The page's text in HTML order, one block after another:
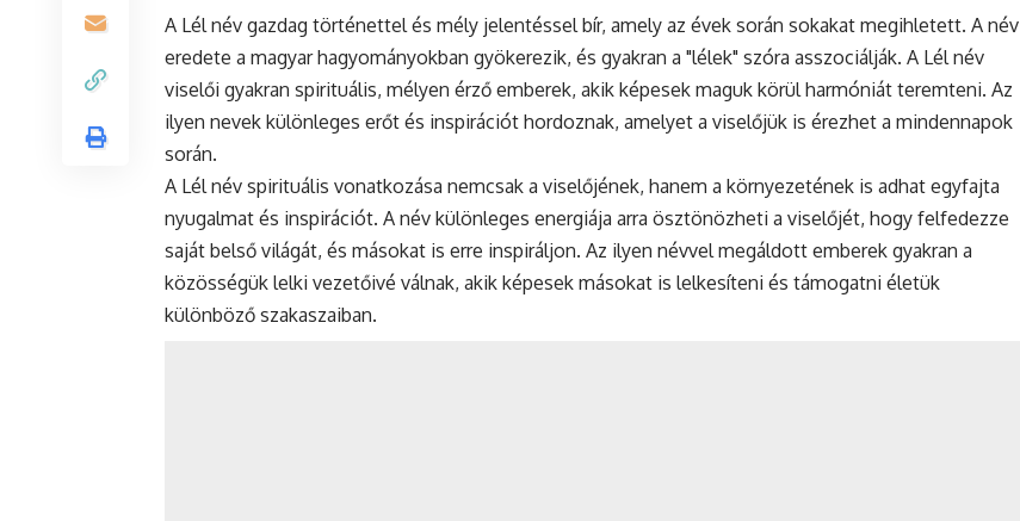
A Lél név gazdag történettel és mély jelentéssel bír, amely az évek során sokakat megihletett. A név
eredete a magyar hagyományokban gyökerezik, és gyakran a "lélek" szóra asszociálják. A Lél név
viselői gyakran spirituális, mélyen érző emberek, akik képesek maguk körül harmóniát teremteni. Az
ilyen nevek különleges erőt és inspirációt hordoznak, amelyet a viselőjük is érezhet a mindennapok
során.
A Lél név spirituális vonatkozása nemcsak a viselőjének, hanem a környezetének is adhat egyfajta
nyugalmat és inspirációt. A név különleges energiája arra ösztönözheti a viselőjét, hogy felfedezze
saját belső világát, és másokat is erre inspiráljon. Az ilyen névvel megáldott emberek gyakran a
közösségük lelki vezetőivé válnak, akik képesek másokat is lelkesíteni és támogatni életük
különböző szakaszaiban.